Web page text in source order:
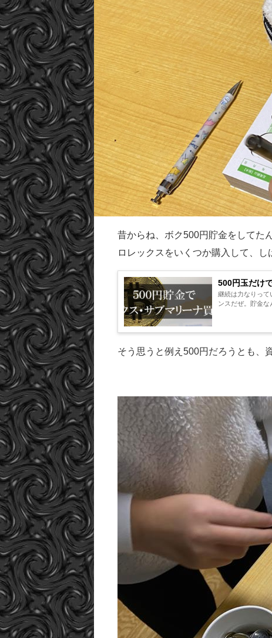
昔からね、ボク500円貯金をしてた
ロレックスをいくつか購入して、
500円玉だけ
継続は力なりって
ンスだぜ。貯金な
そう思うと例え500円だろうとも、